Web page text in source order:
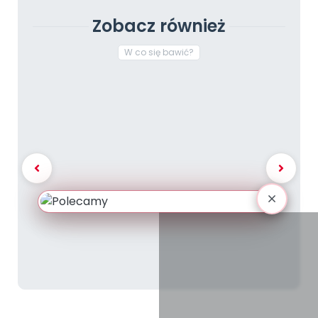
Zobacz również
W co się bawić?